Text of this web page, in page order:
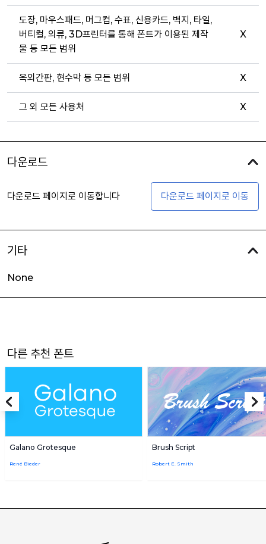
도장, 마우스패드, 머그컵, 수표, 신용카드, 벽지, 타일,
버티컬, 의류, 3D프린터를 통해 폰트가 이용된 제작
물 등 모든 범위
X
옥외간판, 현수막 등 모든 범위 X
그 외 모든 사용처 X
다운로드
다운로드 페이지로 이동합니다 다운로드 페이지로 이동
기타
None
다른 추천 폰트
Galano Grotesque
René Bieder
Brush Script
Robert E. Smith